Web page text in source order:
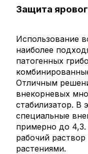
Защита
Использование
наиболее
патогенных
Отличным
внекорневых
стабилизатор. В
специальные
примерно до
рабочий
растениями.